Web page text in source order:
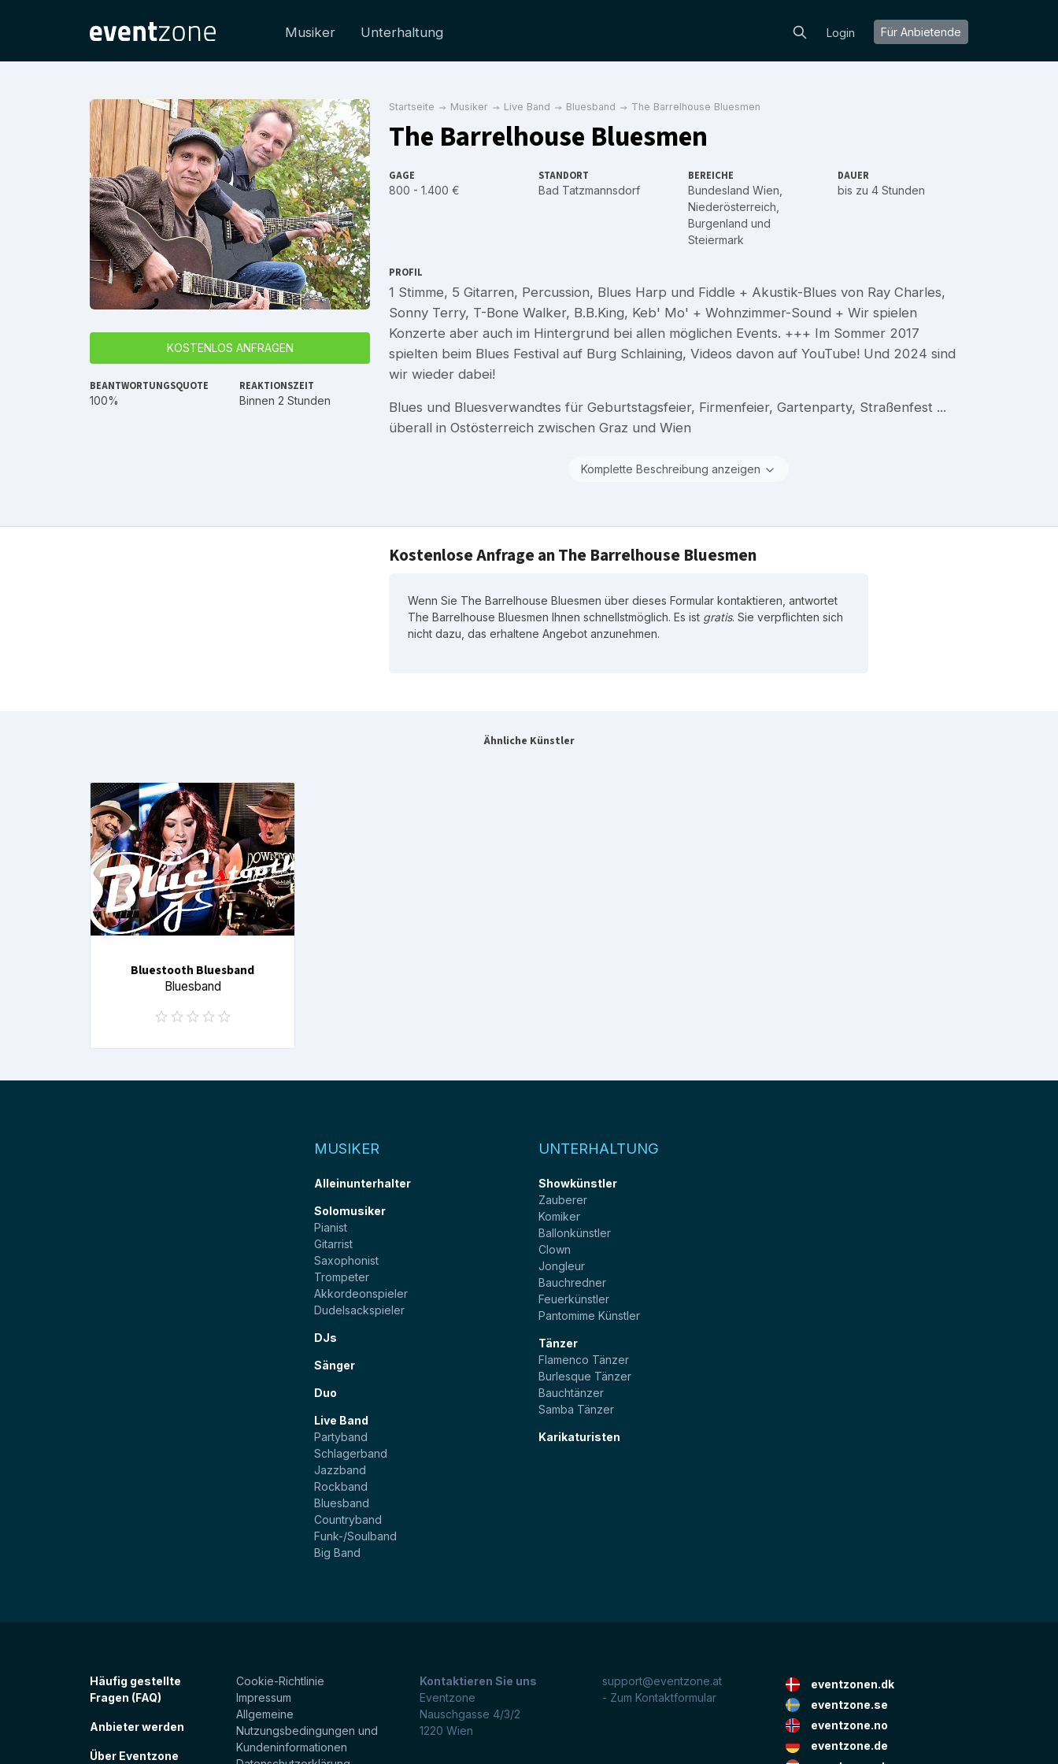
Musiker Unterhaltung Login Für Anbietende
KOSTENLOS ANFRAGEN
BEANTWORTUNGSQUOTE
100%
REAKTIONSZEIT
Binnen 2 Stunden
Startseite Musiker Live Band Bluesband The Barrelhouse Bluesmen
The Barrelhouse Bluesmen
GAGE
800 - 1.400 €
STANDORT
Bad Tatzmannsdorf
BEREICHE
Bundesland Wien
Niederösterreich
Burgenland und
Steiermark
DAUER
bis zu 4 Stunden
PROFIL
1 Stimme, 5 Gitarren, Percussion, Blues Harp und Fiddle + Akustik-Blues von Ray Charles,
Sonny Terry, T-Bone Walker, B.B.King, Keb' Mo' + Wohnzimmer-Sound + Wir spielen
Konzerte aber auch im Hintergrund bei allen möglichen Events. +++ Im Sommer 2017
spielten beim Blues Festival auf Burg Schlaining, Videos davon auf YouTube! Und 2024 sind
wir wieder dabei!
Blues und Bluesverwandtes für Geburtstagsfeier, Firmenfeier, Gartenparty, Straßenfest ...
überall in Ostösterreich zwischen Graz und Wien
Komplette Beschreibung anzeigen
Kostenlose Anfrage an The Barrelhouse Bluesmen
Wenn Sie The Barrelhouse Bluesmen über dieses Formular kontaktieren, antwortet
The Barrelhouse Bluesmen Ihnen schnellstmöglich. Es ist gratis. Sie verpflichten sich
nicht dazu, das erhaltene Angebot anzunehmen.
Ähnliche Künstler
Bluestooth Bluesband
Bluesband
MUSIKER
Alleinunterhalter
Solomusiker
Pianist
Gitarrist
Saxophonist
Trompeter
Akkordeonspieler
Dudelsackspieler
DJs
Sänger
Duo
Live Band
Partyband
Schlagerband
Jazzband
Rockband
Bluesband
Countryband
Funk-/Soulband
Big Band
UNTERHALTUNG
Showkünstler
Zauberer
Komiker
Ballonkünstler
Clown
Jongleur
Bauchredner
Feuerkünstler
Pantomime Künstler
Tänzer
Flamenco Tänzer
Burlesque Tänzer
Bauchtänzer
Samba Tänzer
Karikaturisten
Häufig gestellte
Fragen (FAQ)
Anbieter werden
Über Eventzone
Cookie-Richtlinie
Impressum
Allgemeine
Nutzungsbedingungen und
Kundeninformationen
Kontaktieren Sie uns
Eventzone
Nauschgasse 4/3/2
1220 Wien
support@eventzone.at
- Zum Kontaktformular
eventzonen.dk
eventzone.se
eventzone.no
eventzone.de